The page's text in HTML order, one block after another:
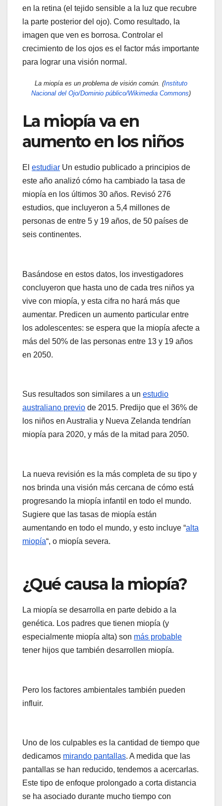
en la retina (el tejido sensible a la luz que recubre
la parte posterior del ojo). Como resultado, la
imagen que ven es borrosa. Controlar el
crecimiento de los ojos es el factor más importante
para lograr una visión normal.
La miopía es un problema de visión común. (Instituto
Nacional del Ojo/Dominio público/Wikimedia Commons)
La miopía va en
aumento en los niños
El estudiar Un estudio publicado a principios de
este año analizó cómo ha cambiado la tasa de
miopía en los últimos 30 años. Revisó 276
estudios, que incluyeron a 5,4 millones de
personas de entre 5 y 19 años, de 50 países de
seis continentes.
Basándose en estos datos, los investigadores
concluyeron que hasta uno de cada tres niños ya
vive con miopía, y esta cifra no hará más que
aumentar. Predicen un aumento particular entre
los adolescentes: se espera que la miopía afecte a
más del 50% de las personas entre 13 y 19 años
en 2050.
Sus resultados son similares a un estudio
australiano previo de 2015. Predijo que el 36% de
los niños en Australia y Nueva Zelanda tendrían
miopía para 2020, y más de la mitad para 2050.
La nueva revisión es la más completa de su tipo y
nos brinda una visión más cercana de cómo está
progresando la miopía infantil en todo el mundo.
Sugiere que las tasas de miopía están
aumentando en todo el mundo, y esto incluye “alta
miopía“, o miopía severa.
¿Qué causa la miopía?
La miopía se desarrolla en parte debido a la
genética. Los padres que tienen miopía (y
especialmente miopía alta) son más probable
tener hijos que también desarrollen miopía.
Pero los factores ambientales también pueden
influir.
Uno de los culpables es la cantidad de tiempo que
dedicamos mirando pantallas. A medida que las
pantallas se han reducido, tendemos a acercarlas.
Este tipo de enfoque prolongado a corta distancia
se ha asociado durante mucho tiempo con